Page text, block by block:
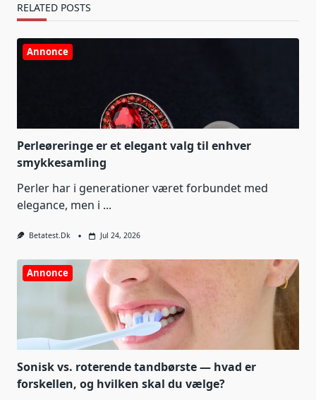
RELATED POSTS
Annonce
Perleøreringe er et elegant valg til enhver
smykkesamling
Perler har i generationer været forbundet med
elegance, men i ...
Betatest.dk Jul 24, 2026
Annonce
Sonisk vs. roterende tandbørste — hvad er
forskellen, og hvilken skal du vælge?